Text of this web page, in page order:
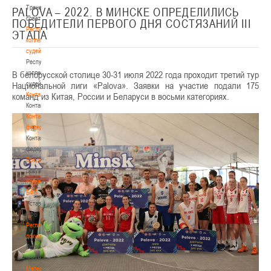
Тренерский
совет
Республиканская
коллегия
судей
Республиканская
коллегия
судей
Контакты
Контакты
Контакты
федерации
Контакты
федерации
Документы
Документы
Устав
БФБ
Устав
БФБ
Регламентирующие
документы
Регламентирующие
документы
Материалы
PALOVA – 2022. В МИНСКЕ ОПРЕДЕЛИЛИСЬ
ПОБЕДИТЕЛИ ПЕРВОГО ДНЯ СОСТЯЗАНИЙ III
ЭТАПА
В белорусской столице 30-31 июля 2022 года проходит третий тур
Национальной лиги «Palova». Заявки на участие подали 175
команд из Китая, России и Беларуси в восьми категориях.